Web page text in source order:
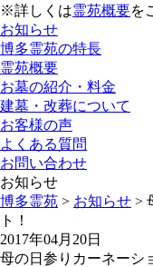
※詳しくは霊苑概要を
お知らせ
博多霊苑の特長
霊苑概要
お墓の紹介・料金
建墓・改葬について
お客様の声
よくある質問
お問い合わせ
お知らせ
博多霊苑 > お知らせ >
ト！
2017年04月20日
母の日参りカーネーシ